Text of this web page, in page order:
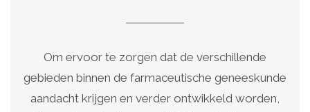
Om ervoor te zorgen dat de verschillende
gebieden binnen de farmaceutische geneeskunde
aandacht krijgen en verder ontwikkeld worden,